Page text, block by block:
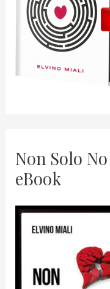
Non Solo
eBook